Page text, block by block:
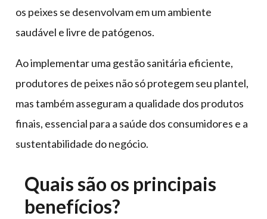
os peixes se desenvolvam em um ambiente
saudável e livre de patógenos.
Ao implementar uma gestão sanitária eficiente,
produtores de peixes não só protegem seu plantel,
mas também asseguram a qualidade dos produtos
finais, essencial para a saúde dos consumidores e a
sustentabilidade do negócio.
Quais são os principais
benefícios?